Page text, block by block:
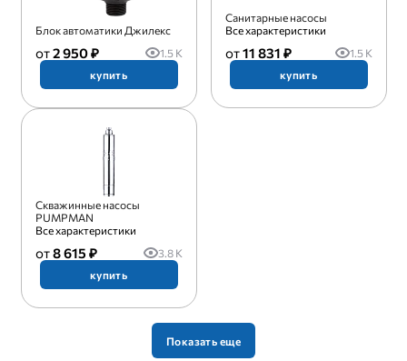
Блок автоматики Джилекс
2 950 ₽
1.5 K
купить
Санитарные насосы
Все характеристики
11 831 ₽
1.5 K
купить
Скважинные насосы
PUMPMAN
Все характеристики
8 615 ₽
3.8 K
купить
Показать еще